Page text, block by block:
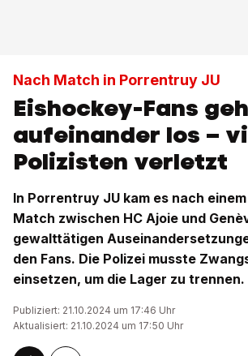
Nach Match in Porrentruy JU
Eishockey-Fans
aufeinander los –
Polizisten verletzt
In Porrentruy JU kam es nach
Match zwischen HC Ajoie und
gewalttätigen
den Fans. Die Polizei musste
einsetzen, um die Lager zu trennen.
Publiziert: 21.10.2024 um 17:46 Uhr
Aktualisiert: 21.10.2024 um 17:50 Uhr